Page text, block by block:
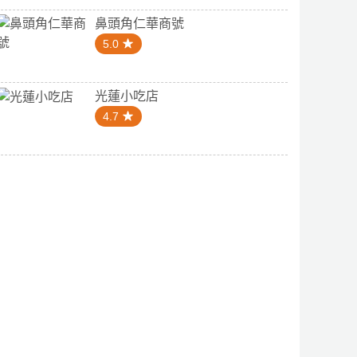
鼻頭角仁華商號
5.0
光蓮小吃店
4.7